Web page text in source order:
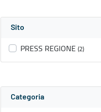
Sito
PRESS REGIONE (2)
Categoria